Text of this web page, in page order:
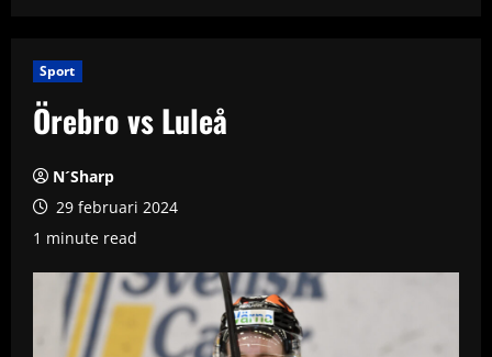
Sport
Örebro vs Luleå
N´Sharp
29 februari 2024
1 minute read